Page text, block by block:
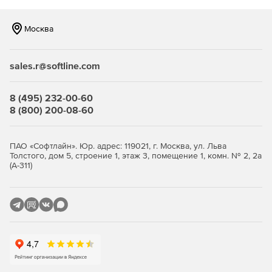
выполнения.
различные отчеты и аналитику, что помогает
Системные требования программы
"Р7-Офис. Для юридических лиц"
Комплектующие Требования
Тип архитектуры
OC Windows
OC MacOS
Москва
sales.r@softline.com
8 (495) 232-00-60
8 (800) 200-08-60
ПАО «Софтлайн». Юр. адрес: 119021, г. Москва, ул. Льва
Толстого, дом 5, строение 1, этаж 3, помещение 1, комн. № 2, 2а
(А-311)